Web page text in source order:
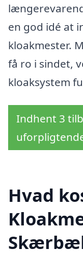
en god idé at
kloakmester.
få ro i sindet,
kloaksystem
Indhent 3
Hvad